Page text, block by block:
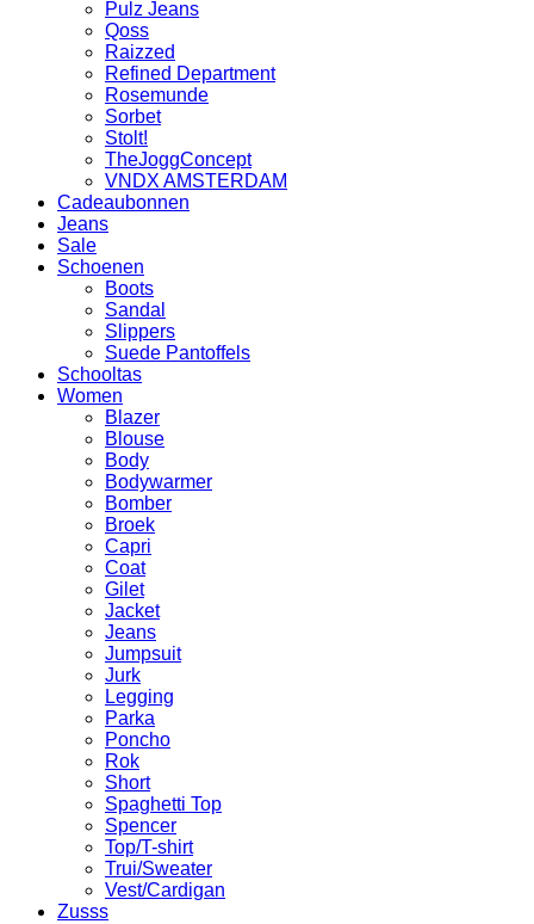
Pulz Jeans
Qoss
Raizzed
Refined Department
Rosemunde
Sorbet
Stolt!
TheJoggConcept
VNDX AMSTERDAM
Cadeaubonnen
Jeans
Sale
Schoenen
Boots
Sandal
Slippers
Suede Pantoffels
Schooltas
Women
Blazer
Blouse
Body
Bodywarmer
Bomber
Broek
Capri
Coat
Gilet
Jacket
Jeans
Jumpsuit
Jurk
Legging
Parka
Poncho
Rok
Short
Spaghetti Top
Spencer
Top/T-shirt
Trui/Sweater
Vest/Cardigan
Zusss